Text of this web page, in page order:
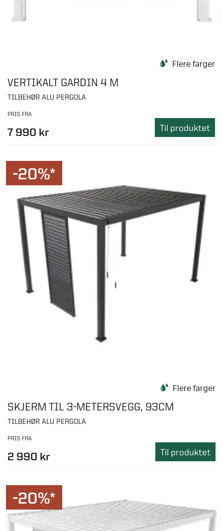
Flere farger
VERTIKALT GARDIN 4 M
TILBEHØR ALU PERGOLA
PRIS FRA
7 990 kr Til produktet
-20%*
Flere farger
SKJERM TIL 3-METERSVEGG, 93CM
TILBEHØR ALU PERGOLA
PRIS FRA
2 990 kr Til produktet
-20%*